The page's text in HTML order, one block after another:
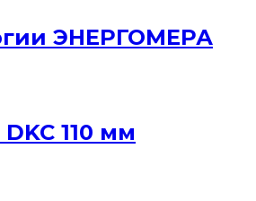
ЭНЕРГОМЕРА
110 мм